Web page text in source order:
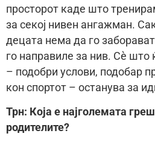
просторот каде што
за секој нивен ангажман.
децата нема да го
го направиле за нив. Сè што
– подобри услови, подобар
кон спортот – останува за
Трн: Која е најголемата
родителите?